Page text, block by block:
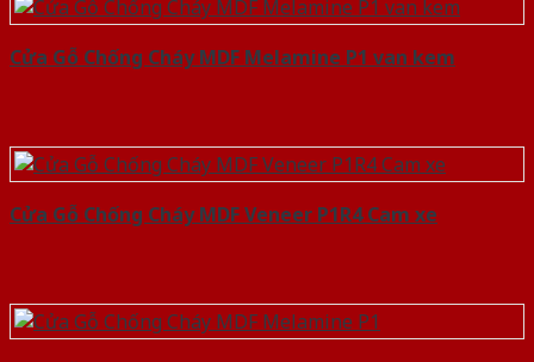
Cửa Gỗ Chống Cháy MDF Melamine P1 van kem
Cửa Gỗ Chống Cháy MDF Veneer P1R4 Cam xe